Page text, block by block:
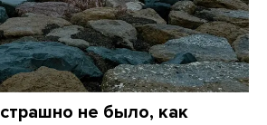
не было, как